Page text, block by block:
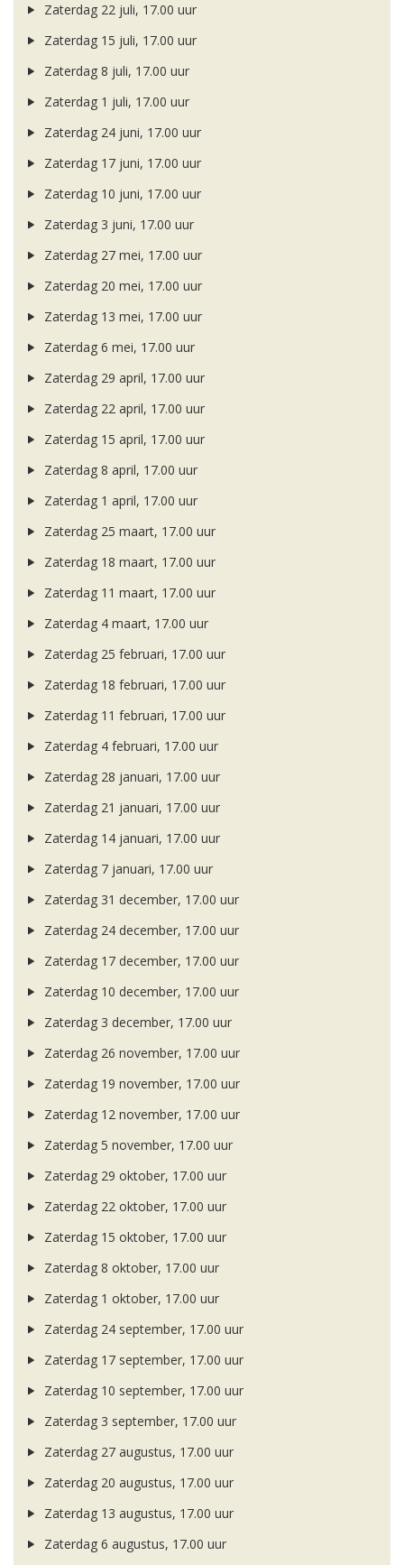
Zaterdag 22 juli, 17.00 uur
Zaterdag 15 juli, 17.00 uur
Zaterdag 8 juli, 17.00 uur
Zaterdag 1 juli, 17.00 uur
Zaterdag 24 juni, 17.00 uur
Zaterdag 17 juni, 17.00 uur
Zaterdag 10 juni, 17.00 uur
Zaterdag 3 juni, 17.00 uur
Zaterdag 27 mei, 17.00 uur
Zaterdag 20 mei, 17.00 uur
Zaterdag 13 mei, 17.00 uur
Zaterdag 6 mei, 17.00 uur
Zaterdag 29 april, 17.00 uur
Zaterdag 22 april, 17.00 uur
Zaterdag 15 april, 17.00 uur
Zaterdag 8 april, 17.00 uur
Zaterdag 1 april, 17.00 uur
Zaterdag 25 maart, 17.00 uur
Zaterdag 18 maart, 17.00 uur
Zaterdag 11 maart, 17.00 uur
Zaterdag 4 maart, 17.00 uur
Zaterdag 25 februari, 17.00 uur
Zaterdag 18 februari, 17.00 uur
Zaterdag 11 februari, 17.00 uur
Zaterdag 4 februari, 17.00 uur
Zaterdag 28 januari, 17.00 uur
Zaterdag 21 januari, 17.00 uur
Zaterdag 14 januari, 17.00 uur
Zaterdag 7 januari, 17.00 uur
Zaterdag 31 december, 17.00 uur
Zaterdag 24 december, 17.00 uur
Zaterdag 17 december, 17.00 uur
Zaterdag 10 december, 17.00 uur
Zaterdag 3 december, 17.00 uur
Zaterdag 26 november, 17.00 uur
Zaterdag 19 november, 17.00 uur
Zaterdag 12 november, 17.00 uur
Zaterdag 5 november, 17.00 uur
Zaterdag 29 oktober, 17.00 uur
Zaterdag 22 oktober, 17.00 uur
Zaterdag 15 oktober, 17.00 uur
Zaterdag 8 oktober, 17.00 uur
Zaterdag 1 oktober, 17.00 uur
Zaterdag 24 september, 17.00 uur
Zaterdag 17 september, 17.00 uur
Zaterdag 10 september, 17.00 uur
Zaterdag 3 september, 17.00 uur
Zaterdag 27 augustus, 17.00 uur
Zaterdag 20 augustus, 17.00 uur
Zaterdag 13 augustus, 17.00 uur
Zaterdag 6 augustus, 17.00 uur